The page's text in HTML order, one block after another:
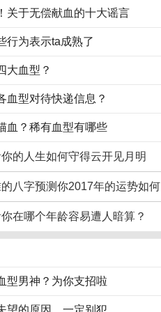
关于无偿献血的十大谣言
行为表示ta成熟了
大血型？
血型对待快递信息？
血？稀有血型有哪些
的人生如何守得云开见月明
八字预测你2017年的运势如何
在哪个年龄容易遭人暗算？
型男神？为你支招啦
望的原因，一定别犯